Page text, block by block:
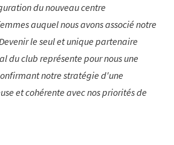
du nouveau centre
auquel nous avons associé notre
le seul et unique partenaire
du club représente pour nous une
notre stratégie d'une
et cohérente avec nos priorités de